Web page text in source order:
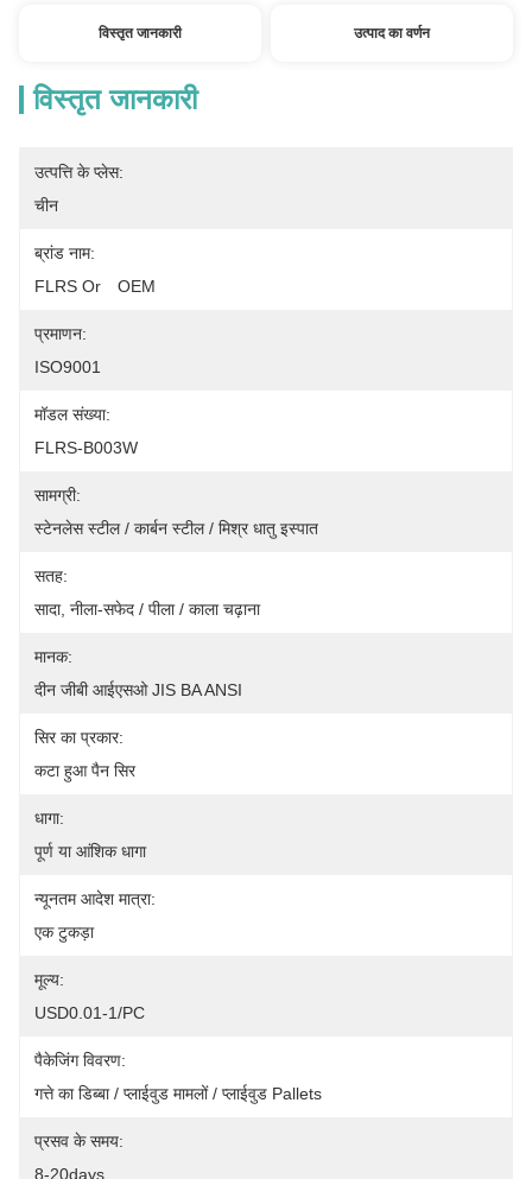
विस्तृत जानकारी उत्पाद का वर्णन
विस्तृत जानकारी
उत्पत्ति के प्लेस:
चीन
ब्रांड नाम:
FLRS Or　OEM
प्रमाणन:
ISO9001
मॉडल संख्या:
FLRS-B003W
सामग्री:
स्टेनलेस स्टील / कार्बन स्टील / मिश्र धातु इस्पात
सतह:
सादा, नीला-सफेद / पीला / काला चढ़ाना
मानक:
दीन जीबी आईएसओ JIS BA ANSI
सिर का प्रकार:
कटा हुआ पैन सिर
धागा:
पूर्ण या आंशिक धागा
न्यूनतम आदेश मात्रा:
एक टुकड़ा
मूल्य:
USD0.01-1/PC
पैकेजिंग विवरण:
गत्ते का डिब्बा / प्लाईवुड मामलों / प्लाईवुड Pallets
प्रसव के समय:
8-20days